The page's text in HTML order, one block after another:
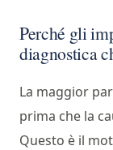
Perché gli
diagnostica
La maggior
prima che la
Questo è il